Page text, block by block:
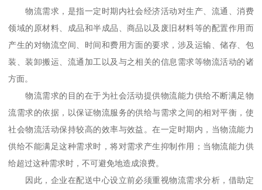
物流需求，是指一定时期内社会经济活动对生产、流通、消费
领域的原材料、成品和半成品、商品以及废旧材料等的配置作用而
产生的对物流空间、时间和费用方面的要求，涉及运输、储存、包
装、装卸搬运、流通加工以及与之相关的信息需求等物流活动的诸
方面。
物流需求的目的在于为社会活动提供物流能力供给不断满足物
流需求的依据，以保证物流服务的供给与需求之间的相对平衡，使
社会物流活动保持较高的效率与效益。在一定时期内，当物流能力
供给不能满足这种需求时，将对需求产生抑制作用；当物流能力供
给超过这种需求时，不可避免地造成浪费。
因此，企业在配送中心设立前必须重视物流需求分析，借助定